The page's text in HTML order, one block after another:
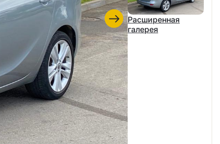
Расширенная
галерея